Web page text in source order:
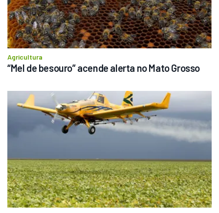
Agricultura
“Mel de besouro” acende alerta no Mato Grosso